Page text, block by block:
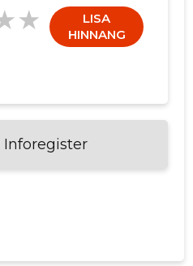
LISA
HINNANG
Inforegister